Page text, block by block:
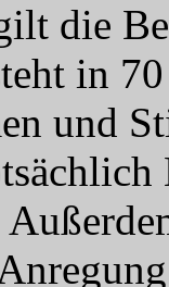
die
in
und